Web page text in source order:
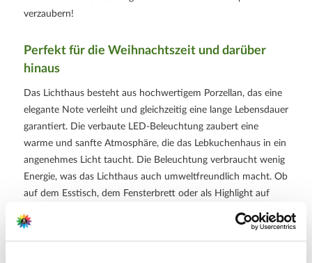
verzaubern!
Perfekt für die Weihnachtszeit und darüber
hinaus
Das Lichthaus besteht aus hochwertigem Porzellan, das eine
elegante Note verleiht und gleichzeitig eine lange Lebensdauer
garantiert. Die verbaute LED-Beleuchtung zaubert eine
warme und sanfte Atmosphäre, die das Lebkuchenhaus in ein
angenehmes Licht taucht. Die Beleuchtung verbraucht wenig
Energie, was das Lichthaus auch umweltfreundlich macht. Ob
auf dem Esstisch, dem Fensterbrett oder als Highlight auf
dem Weihnachtsschmuck-Regal, das Lichthaus fügt sich
harmonisch in jede Weihnachtsdekoration ein. Das Lichthaus
„Lebkuchenhaus“ eignet sich auch hervorragend als Geschenk